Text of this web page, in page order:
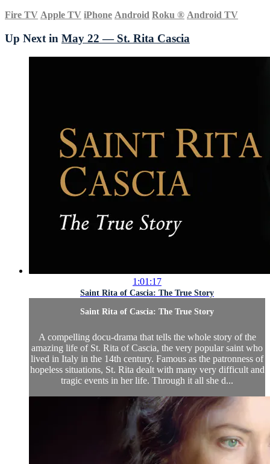
Fire TV Apple TV iPhone Android Roku ® Android TV
Up Next in May 22 — St. Rita Cascia
1:01:17
Saint Rita of Cascia: The True Story
Saint Rita of Cascia: The True Story
A compelling docu-drama that tells the whole story of the
amazing life of St. Rita of Cascia, the very popular saint who
lived in Italy in the 14th century. Famous as the patronness of
hopeless situations, St. Rita dealt with many very difficult and
tragic events in her life. Through it all she d...